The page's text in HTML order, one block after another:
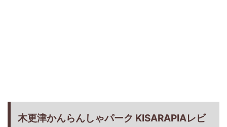
木更津かんらんしゃパーク KISARAPIAレビ